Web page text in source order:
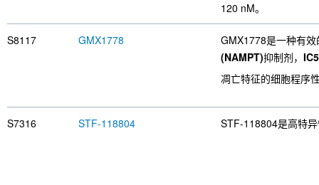
120 nM。
S8117 GMX1778
GMX1778是一种有
(NAMPT)抑制剂，
凋亡特征的细胞程序
S7316 STF-118804 STF-118804是高特